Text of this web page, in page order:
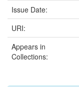
Issue Date:
URI:
Appears in
Collections: